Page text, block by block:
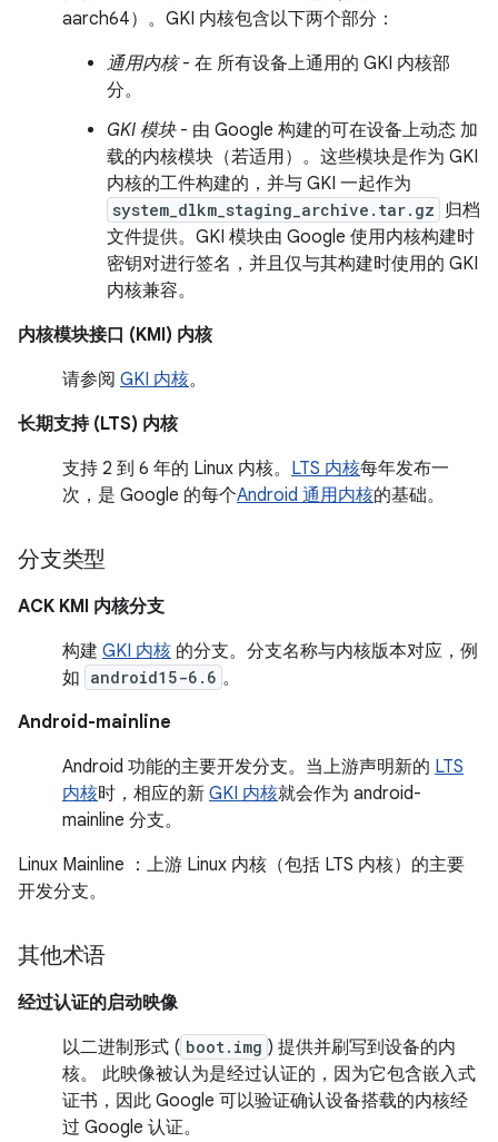
aarch64）。GKI 内核包含以下两个部分：
通用内核- 在 所有设备上通用的 GKI 内核部
分。
GKI 模块- 由 Google 构建的可在设备上动态 加
载的内核模块（若适用）。这些模块是作为 GKI
内核的工件构建的，并与 GKI 一起作为
system_dlkm_staging_archive.tar.gz 归档
文件提供。GKI 模块由 Google 使用内核构建时
密钥对进行签名，并且仅与其构建时使用的 GKI
内核兼容。
内核模块接口 (KMI) 内核
请参阅 GKI 内核。
长期支持 (LTS) 内核
支持 2 到 6 年的 Linux 内核。 LTS 内核每年发布一
次，是 Google 的每个Android 通用内核的基础。
分支类型
ACK KMI 内核分支
构建 GKI 内核 的分支。分支名称与内核版本对应，例
如 android15-6.6 。
Android-mainline
Android 功能的主要开发分支。当上游声明新的 LTS
内核时，相应的新 GKI 内核就会作为 android-
mainline 分支。
Linux Mainline ：上游 Linux 内核（包括 LTS 内核）的主要
开发分支。
其他术语
经过认证的启动映像
以二进制形式 ( boot.img ) 提供并刷写到设备的内
核。 此映像被认为是经过认证的，因为它包含嵌入式
证书，因此 Google 可以验证确认设备搭载的内核经
过 Google 认证。